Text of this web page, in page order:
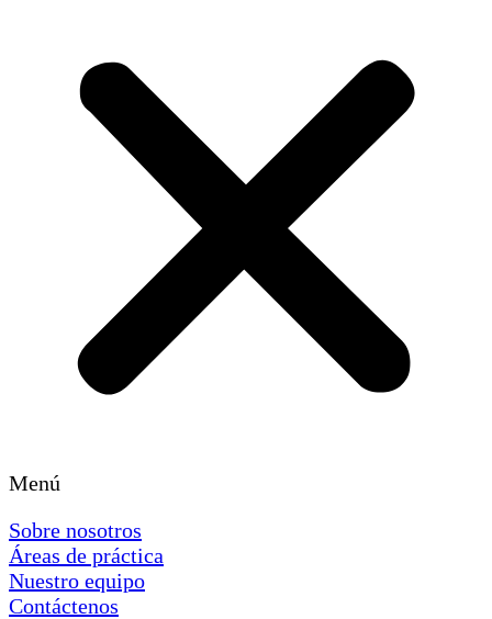
Menú
Sobre nosotros
Áreas de práctica
Nuestro equipo
Contáctenos